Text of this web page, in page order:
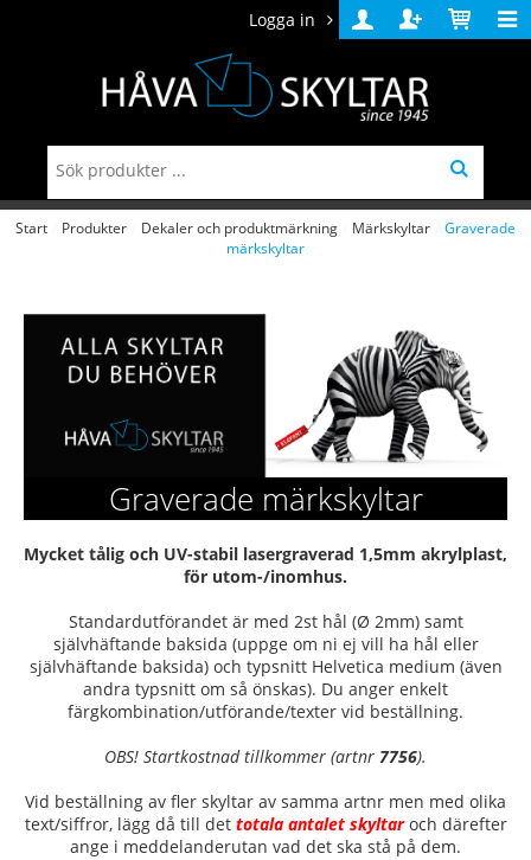
Logga in
Logga
in
Skapa
konto
Varukorg
Start Produkter Dekaler och produktmärkning Märkskyltar
Graverade
märkskyltar
Graverade märkskyltar
Mycket tålig och UV-stabil lasergraverad 1,5mm akrylplast,
för utom-/inomhus.
Standardutförandet är med 2st hål (Ø 2mm) samt
självhäftande baksida (uppge om ni ej vill ha hål eller
självhäftande baksida) och typsnitt Helvetica medium (även
andra typsnitt om så önskas). Du anger enkelt
färgkombination/utförande/texter vid beställning.
OBS! Startkostnad tillkommer (artnr 7756).
Vid beställning av fler skyltar av samma artnr men med olika
text/siffror, lägg då till det totala antalet skyltaroch därefter
ange i meddelanderutan vad det ska stå på dem.